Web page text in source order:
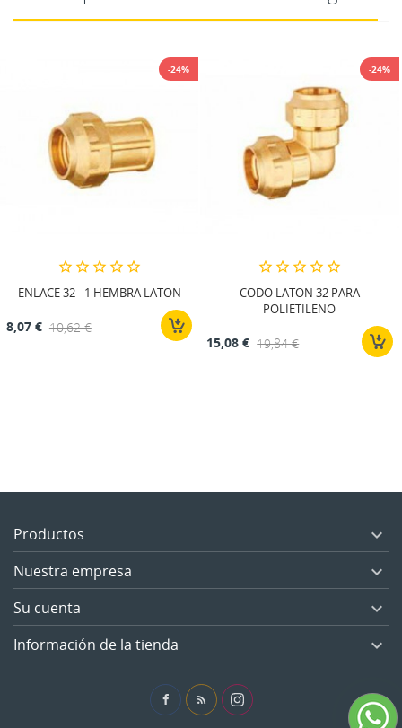
-24%
ENLACE 32 - 1 HEMBRA LATON
8,07 € 10,62 €
-24%
CODO LATON 32 PARA
POLIETILENO
15,08 € 19,84 €
Productos 
Nuestra empresa 
Su cuenta 
Información de la tienda 
Facebook
Rss Instagram